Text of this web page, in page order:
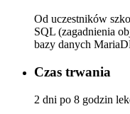
Od uczestników
SQL (zagadnienia
bazy danych
Czas trwania
2 dni po 8 godzin